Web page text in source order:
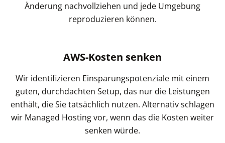
Änderung nachvollziehen und jede Umgebung
reproduzieren können.
AWS-Kosten senken
Wir identifizieren Einsparungspotenziale mit einem
guten, durchdachten Setup, das nur die Leistungen
enthält, die Sie tatsächlich nutzen. Alternativ schlagen
wir Managed Hosting vor, wenn das die Kosten weiter
senken würde.